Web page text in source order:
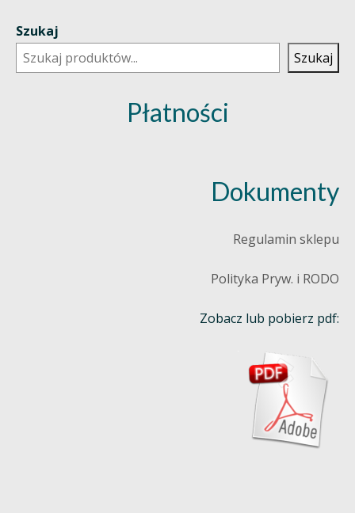
Szukaj
Szukaj
Płatności
Dokumenty
Regulamin sklepu
Polityka Pryw. i RODO
Zobacz lub pobierz pdf: